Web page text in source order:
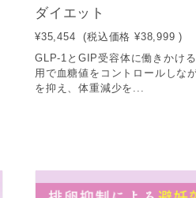
ダイエット
¥35,454 (税込価格 ¥38,999 )
GLP-1とGIP受容体に働きかけ
用で血糖値をコントロールしな
を抑え、体重減少を...